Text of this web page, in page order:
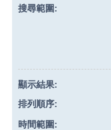
搜尋範圍:
顯示結果:
排列順序:
時間範圍: